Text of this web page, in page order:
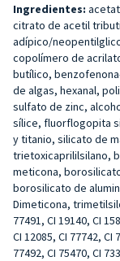
Ingredientes:
citrato de acetil
adípico/
copolímero de
butílico,
de algas, hexanal,
sulfato de zinc,
sílice, fluorflogopita
y titanio, silicato de
trietoxicaprililsilano,
meticona,
borosilicato de
Dimeticona,
77491, CI 19140, CI
CI 12085, CI 77742, CI
77492, CI 75470, CI